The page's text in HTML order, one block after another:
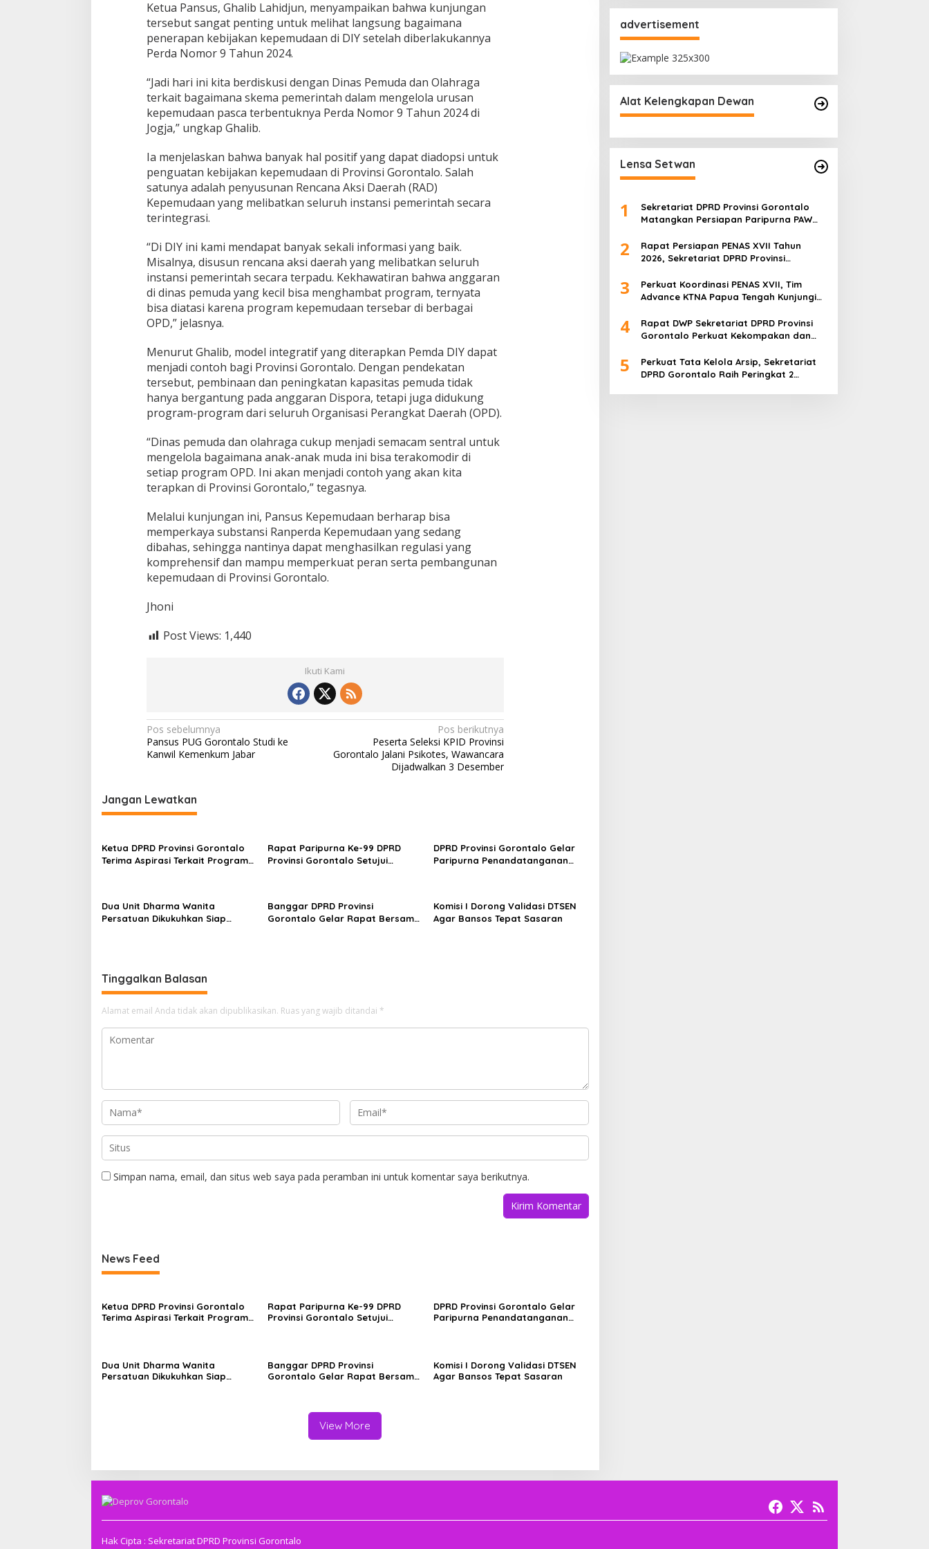
k
a
n
P
a
s
u
s
K
e
e
m
u
d
a
a
G
o
r
o
n
t
a
Ketua Pansus, Ghalib Lahidjun, menyampaikan bahwa kunjungan
tersebut sangat penting untuk melihat langsung bagaimana
penerapan kebijakan kepemudaan di DIY setelah diberlakukannya
Perda Nomor 9 Tahun 2024.
“Jadi hari ini kita berdiskusi dengan Dinas Pemuda dan Olahraga
terkait bagaimana skema pemerintah dalam mengelola urusan
kepemudaan pasca terbentuknya Perda Nomor 9 Tahun 2024 di
Jogja,” ungkap Ghalib.
Ia menjelaskan bahwa banyak hal positif yang dapat diadopsi untuk
penguatan kebijakan kepemudaan di Provinsi Gorontalo. Salah
satunya adalah penyusunan Rencana Aksi Daerah (RAD)
Kepemudaan yang melibatkan seluruh instansi pemerintah secara
terintegrasi.
“Di DIY ini kami mendapat banyak sekali informasi yang baik.
Misalnya, disusun rencana aksi daerah yang melibatkan seluruh
instansi pemerintah secara terpadu. Kekhawatiran bahwa anggaran
di dinas pemuda yang kecil bisa menghambat program, ternyata
bisa diatasi karena program kepemudaan tersebar di berbagai
OPD,” jelasnya.
Menurut Ghalib, model integratif yang diterapkan Pemda DIY dapat
menjadi contoh bagi Provinsi Gorontalo. Dengan pendekatan
tersebut, pembinaan dan peningkatan kapasitas pemuda tidak
hanya bergantung pada anggaran Dispora, tetapi juga didukung
program-program dari seluruh Organisasi Perangkat Daerah (OPD).
“Dinas pemuda dan olahraga cukup menjadi semacam sentral untuk
mengelola bagaimana anak-anak muda ini bisa terakomodir di
setiap program OPD. Ini akan menjadi contoh yang akan kita
terapkan di Provinsi Gorontalo,” tegasnya.
Melalui kunjungan ini, Pansus Kepemudaan berharap bisa
memperkaya substansi Ranperda Kepemudaan yang sedang
dibahas, sehingga nantinya dapat menghasilkan regulasi yang
komprehensif dan mampu memperkuat peran serta pembangunan
kepemudaan di Provinsi Gorontalo.
Jhoni
Post Views: 1,440
Ikuti Kami
N
a
i
g
s
i
o
s
Pos sebelumnya
Pansus PUG Gorontalo Studi ke
Kanwil Kemenkum Jabar
Pos berikutnya
Peserta Seleksi KPID Provinsi
Gorontalo Jalani Psikotes, Wawancara
Dijadwalkan 3 Desember
Jangan Lewatkan
Ketua DPRD Provinsi Gorontalo
Terima Aspirasi Terkait Program
Rapat Paripurna Ke-99 DPRD
Provinsi Gorontalo Setujui
DPRD Provinsi Gorontalo Gelar
Paripurna Penandatanganan
Dua Unit Dharma Wanita
Persatuan Dikukuhkan Siap
Banggar DPRD Provinsi
Gorontalo Gelar Rapat Bersama
Komisi I Dorong Validasi DTSEN
Agar Bansos Tepat Sasaran
Tinggalkan Balasan
Alamat email Anda tidak akan dipublikasikan. Ruas yang wajib ditandai *
Simpan nama, email, dan situs web saya pada peramban ini untuk komentar saya berikutnya.
News Feed
Ketua DPRD Provinsi Gorontalo
Terima Aspirasi Terkait Program
Rapat Paripurna Ke-99 DPRD
Provinsi Gorontalo Setujui
DPRD Provinsi Gorontalo Gelar
Paripurna Penandatanganan
Dua Unit Dharma Wanita
Persatuan Dikukuhkan Siap
Banggar DPRD Provinsi
Gorontalo Gelar Rapat Bersama
Komisi I Dorong Validasi DTSEN
Agar Bansos Tepat Sasaran
View More
advertisement
Alat Kelengkapan Dewan
Lensa Setwan
1
Sekretariat DPRD Provinsi Gorontalo
Matangkan Persiapan Paripurna PAW
2
Rapat Persiapan PENAS XVII Tahun
2026, Sekretariat DPRD Provinsi
Pembagian Tugas
3
Perkuat Koordinasi PENAS XVII, Tim
Advance KTNA Papua Tengah Kunjungi
4
Rapat DWP Sekretariat DPRD Provinsi
Gorontalo Perkuat Kekompakan dan
5
Perkuat Tata Kelola Arsip, Sekretariat
DPRD Gorontalo Raih Peringkat 2
Hak Cipta : Sekretariat DPRD Provinsi Gorontalo